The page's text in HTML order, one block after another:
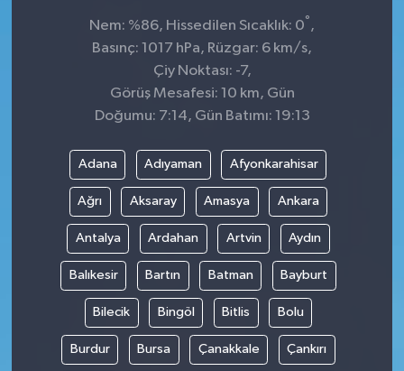
Nem: %86, Hissedilen Sıcaklık: 0° ,
Basınç: 1017 hPa, Rüzgar: 6 km/s,
Çiy Noktası: -7,
Görüş Mesafesi: 10 km, Gün
Doğumu: 7:14, Gün Batımı: 19:13
Adana Adıyaman Afyonkarahisar
Ağrı Aksaray Amasya Ankara
Antalya Ardahan Artvin Aydın
Balıkesir Bartın Batman Bayburt
Bilecik Bingöl Bitlis Bolu
Burdur Bursa Çanakkale Çankırı